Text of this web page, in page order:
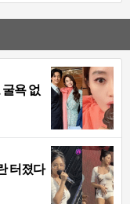
굴욕 없
터졌다